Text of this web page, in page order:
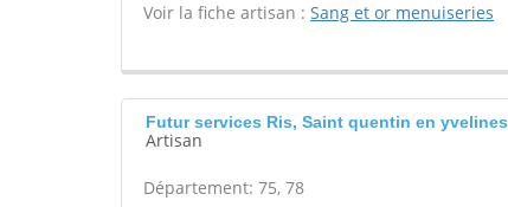
Voir la fiche artisan : Sang et or menuiseries
Futur services Ris, Saint quentin en yvelines
Artisan
Département: 75, 78